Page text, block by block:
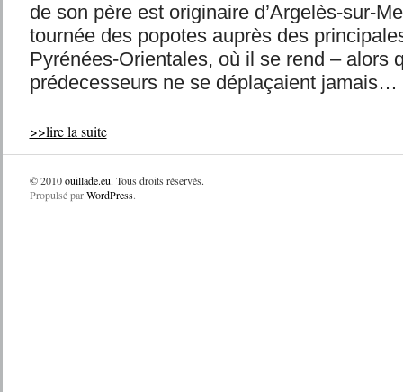
de son père est originaire d’Argelès-sur-
tournée des popotes auprès des
Pyrénées-Orientales, où il se rend – alors
prédecesseurs ne se déplaçaient jamais…
>>lire la suite
© 2010ouillade.eu. Tous droits réservés.
Propulsé parWordPress.